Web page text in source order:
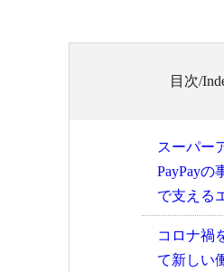
目次/
スーパー
PayPayの
で支える
コロナ禍
て新しい